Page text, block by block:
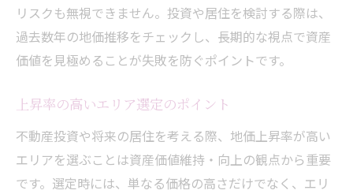
リスクも無視できません。投資や居住を検討する際は、
過去数年の地価推移をチェックし、長期的な視点で資産
価値を見極めることが失敗を防ぐポイントです。
上昇率の高いエリア選定のポイント
不動産投資や将来の居住を考える際、地価上昇率が高い
エリアを選ぶことは資産価値維持・向上の観点から重要
です。選定時には、単なる価格の高さだけでなく、エリ